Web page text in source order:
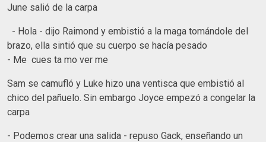
June salió de la carpa
- Hola - dijo Raimond y embistió a la maga tomándole del
brazo, ella sintió que su cuerpo se hacía pesado
- Me cues ta mo ver me
Sam se camufló y Luke hizo una ventisca que embistió al
chico del pañuelo. Sin embargo Joyce empezó a congelar la
carpa
- Podemos crear una salida - repuso Gack, enseñando un